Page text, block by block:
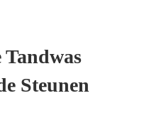
Steunen